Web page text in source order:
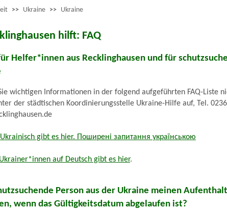
>> Ukraine >> Ukraine
hilft: FAQ
Helfer*innen aus Recklinghausen und für
wichtigen Informationen in der folgend aufgeführten FAQ-Liste
der städtischen Koordinierungsstelle Ukraine-Hilfe auf, Tel.
gibt es hier. Поширені запитання українською
auf Deutsch gibt es hier.
Person aus der Ukraine meinen
wenn das Gültigkeitsdatum abgelaufen ist?